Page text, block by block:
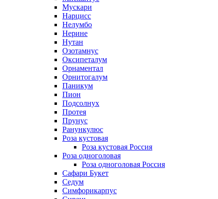
Мускари
Нарцисс
Нелумбо
Нерине
Нутан
Озотамнус
Оксипеталум
Орнаментал
Орнитогалум
Паникум
Пион
Подсолнух
Протея
Прунус
Ранункулюс
Роза кустовая
Роза кустовая Россия
Роза одноголовая
Роза одноголовая Россия
Сафари Букет
Седум
Симфорикарпус